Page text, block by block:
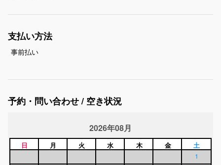
支払い方法
事前払い
予約・問い合わせ / 空き状況
2026年08月
日 月 火 水 木 金 土
1